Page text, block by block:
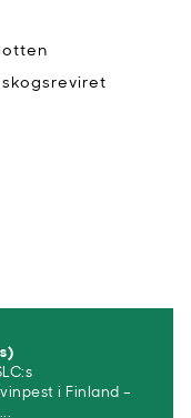
i Finland –